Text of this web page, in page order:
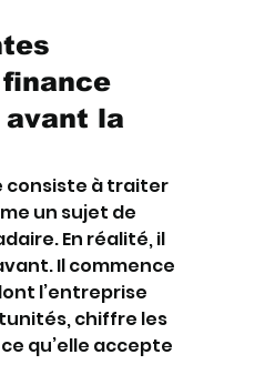
avant la
consiste à traiter
un sujet de
En réalité, il
Il commence
l’entreprise
chiffre les
qu’elle accepte